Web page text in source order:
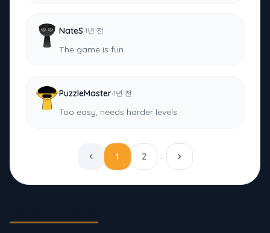
NateS·1년 전
The game is fun.
PuzzleMaster·1년 전
Too easy, needs harder levels.
1 2 …